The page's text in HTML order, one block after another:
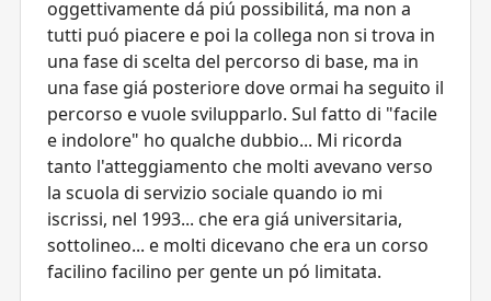
oggettivamente dá piú possibilitá, ma non a
tutti puó piacere e poi la collega non si trova in
una fase di scelta del percorso di base, ma in
una fase giá posteriore dove ormai ha seguito il
percorso e vuole svilupparlo. Sul fatto di "facile
e indolore" ho qualche dubbio... Mi ricorda
tanto l'atteggiamento che molti avevano verso
la scuola di servizio sociale quando io mi
iscrissi, nel 1993... che era giá universitaria,
sottolineo... e molti dicevano che era un corso
facilino facilino per gente un pó limitata.